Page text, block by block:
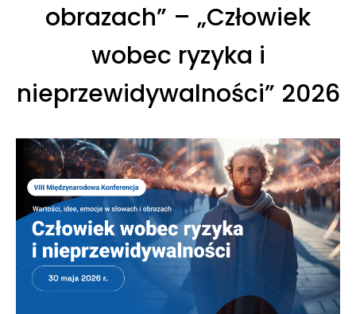
obrazach” – „Człowiek
wobec ryzyka i
nieprzewidywalności” 2026